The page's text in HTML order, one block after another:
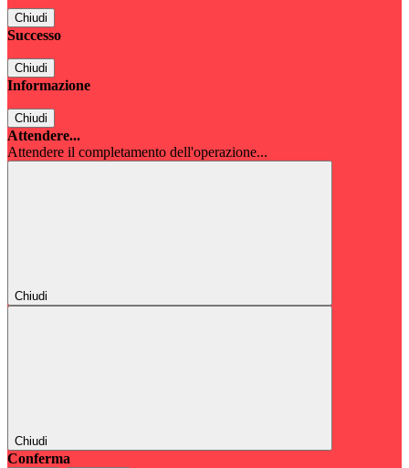
Chiudi
Successo
Chiudi
Informazione
Chiudi
Attendere...
Attendere il completamento dell'operazione...
Chiudi
Chiudi
Conferma